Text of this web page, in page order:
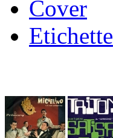
Cover
Etichette